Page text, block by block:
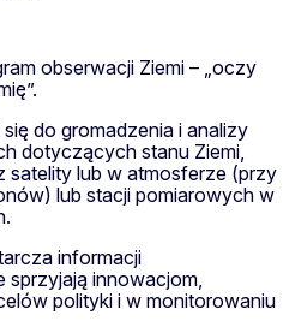
obserwacji Ziemi – „oczy
do gromadzenia i analizy
dotyczących stanu Ziemi,
satelity lub w atmosferze (przy
lub stacji pomiarowych w
informacji
sprzyjają innowacjom,
polityki i w monitorowaniu